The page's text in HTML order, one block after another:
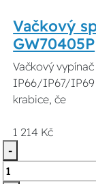
Vačkový
GW70405P
Vačkový
IP66/IP67/IP69
krabice, če
1 214 Kč
-